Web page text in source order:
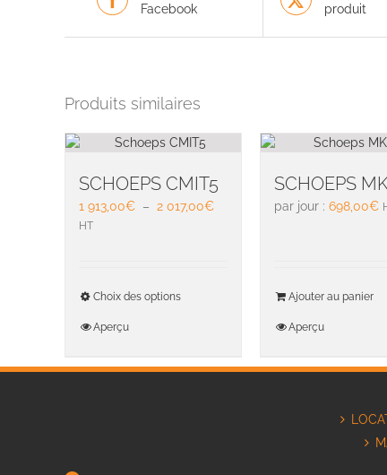
Facebook
produit
Produits similaires
SCHOEPS CMIT5
1 913,00€ – 2 017,00€Plage
HT
Choix des options
variations.
Aperçu
SCHOEPS
par jour : 698,00€
Ajouter au panier
Aperçu